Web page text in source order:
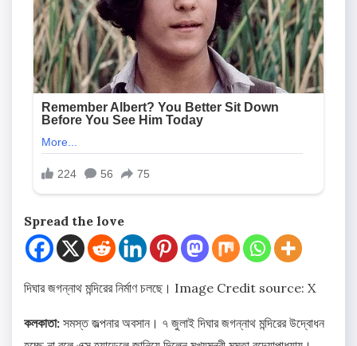
Spread the love
দিঘার জগন্নাথ মন্দিরের নির্মাণ চলছে। Image Credit source: X
কলকাতা: সমস্ত জল্পনার অবসান। ৭ জুলাই দিঘার জগন্নাথ মন্দিরের উদ্বোধন